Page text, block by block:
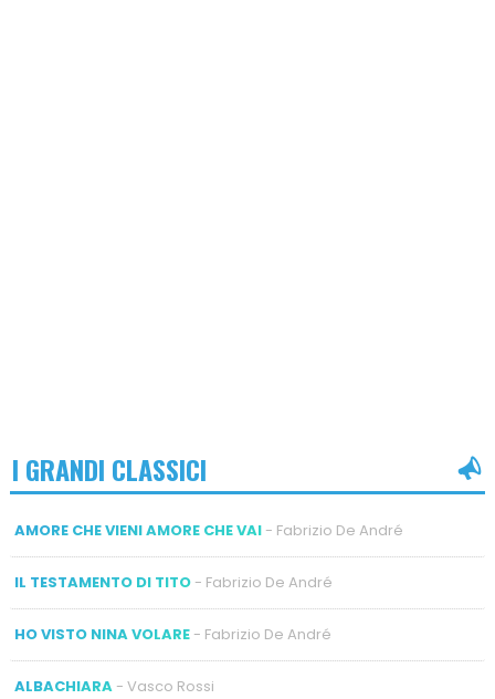
I GRANDI CLASSICI
AMORE CHE VIENI AMORE CHE VAI- Fabrizio De André
IL TESTAMENTO DI TITO- Fabrizio De André
HO VISTO NINA VOLARE- Fabrizio De André
ALBACHIARA- Vasco Rossi